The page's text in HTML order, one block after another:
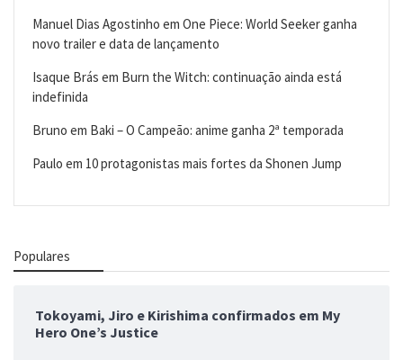
Manuel Dias Agostinho em One Piece: World Seeker ganha
novo trailer e data de lançamento
Isaque Brás em Burn the Witch: continuação ainda está
indefinida
Bruno em Baki – O Campeão: anime ganha 2ª temporada
Paulo em 10 protagonistas mais fortes da Shonen Jump
Populares
Tokoyami, Jiro e Kirishima confirmados em My
Hero One’s Justice